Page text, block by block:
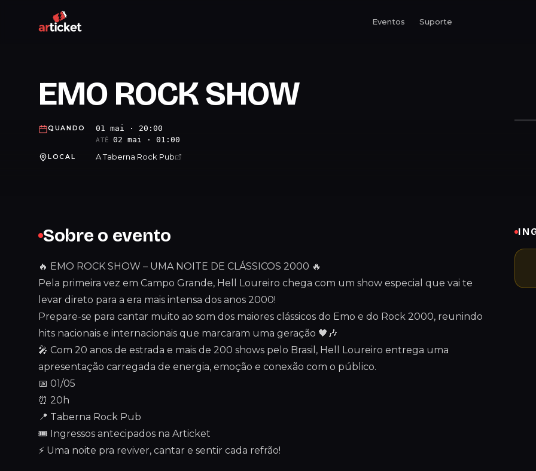
Eventos Suporte
EMO ROCK SHOW
QUANDO 01 mai · 20:00
ATÉ 02 mai · 01:00
LOCAL A Taberna Rock Pub
Sobre o evento
🔥 EMO ROCK SHOW – UMA NOITE DE CLÁSSICOS 2000 🔥
Pela primeira vez em Campo Grande, Hell Loureiro chega com um show especial que vai te
levar direto para a era mais intensa dos anos 2000!
Prepare-se para cantar muito ao som dos maiores clássicos do Emo e do Rock 2000, reunindo
hits nacionais e internacionais que marcaram uma geração 🖤🎶
🎤 Com 20 anos de estrada e mais de 200 shows pelo Brasil, Hell Loureiro entrega uma
apresentação carregada de energia, emoção e conexão com o público.
📅 01/05
⏰ 20h
📍 Taberna Rock Pub
🎟 Ingressos antecipados na Articket
⚡ Uma noite pra reviver, cantar e sentir cada refrão!